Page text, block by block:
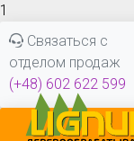
1
Связаться с
отделом продаж
(+48) 602 622 599